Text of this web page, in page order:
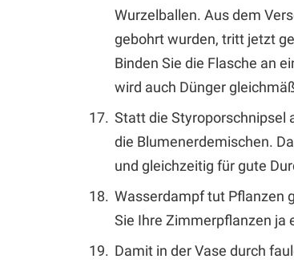
Wurzelballen. Aus dem
gebohrt wurden, tritt jetzt
Binden Sie die Flasche an
wird auch Dünger
Statt die Styroporschnipsel
die Blumenerdemischen.
und gleichzeitig für gute
Wasserdampf tut Pflanzen
Sie Ihre Zimmerpflanzen ja
Damit in der Vase durch